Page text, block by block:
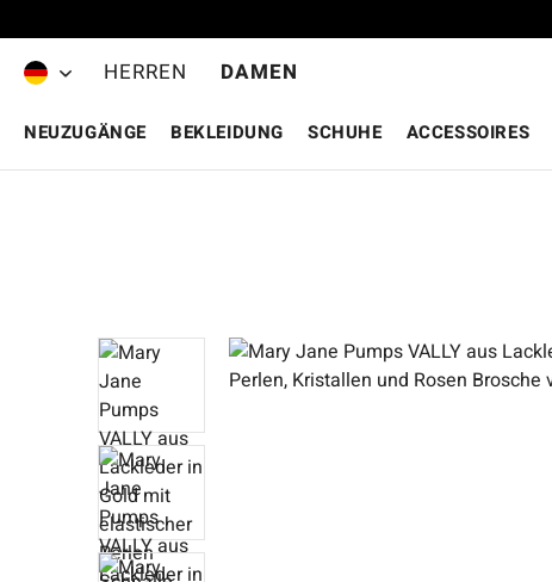
HERREN DAMEN
NEUZUGÄNGE BEKLEIDUNG SCHUHE ACCESSOIRES
Bildergalerie überspringen